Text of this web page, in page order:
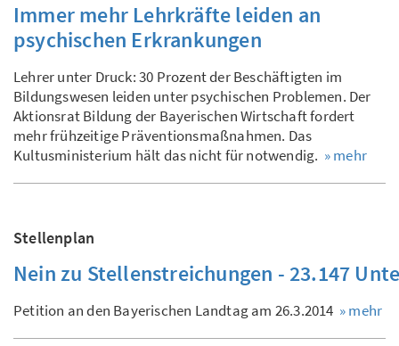
Immer mehr Lehrkräfte leiden an
psychischen Erkrankungen
Lehrer unter Druck: 30 Prozent der Beschäftigten im
Bildungswesen leiden unter psychischen Problemen. Der
Aktionsrat Bildung der Bayerischen Wirtschaft fordert
mehr frühzeitige Präventionsmaßnahmen. Das
Kultusministerium hält das nicht für notwendig. » mehr
Stellenplan
Nein zu Stellenstreichungen - 23.147
Petition an den Bayerischen Landtag am 26.3.2014 » mehr